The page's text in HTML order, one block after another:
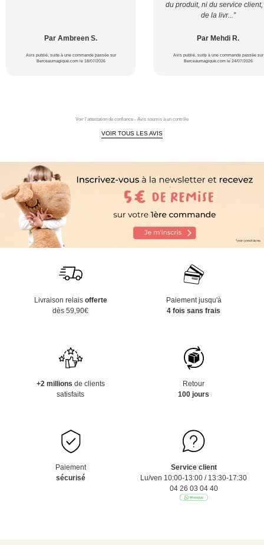
Par Ambreen S.
Avis publié, suite à une commande passée sur
Berceaumagique.com le 18/07/2026
du produit, ni du service
de la livr...”
Par Mehdi R.
Avis publié, suite à une commande passée sur
Berceaumagique.com le 24/07/2026
Voir l'attestation de confiance - Avis soumis à un contrôle
VOIR TOUS LES AVIS
Livraison relais offerte
dès 59,90€
Paiement jusqu'à
4 fois sans frais
+2 millions de clients
satisfaits
Retour
100 jours
Paiement
sécurisé
Service client
Lu/ven 10:00-13:00 / 13:30-17:30
04 26 03 04 40